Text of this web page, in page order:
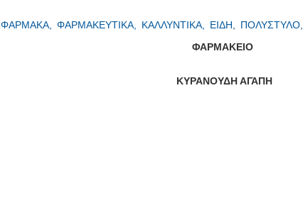
ΦΑΡΜΑΚΑ, ΦΑΡΜΑΚΕΥΤΙΚΑ, ΚΑΛΛΥΝΤΙΚΑ, ΕΙΔΗ, ΠΟΛΥΣΤΥΛΟ,
ΦΑΡΜΑΚΕΙΟ
ΚΥΡΑΝΟΥΔΗ ΑΓΑΠΗ